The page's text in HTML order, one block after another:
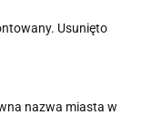
Usunięto
nazwa miasta w